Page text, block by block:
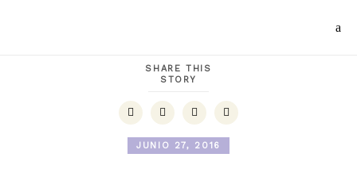
SHARE THIS
STORY
JUNIO 27, 2016